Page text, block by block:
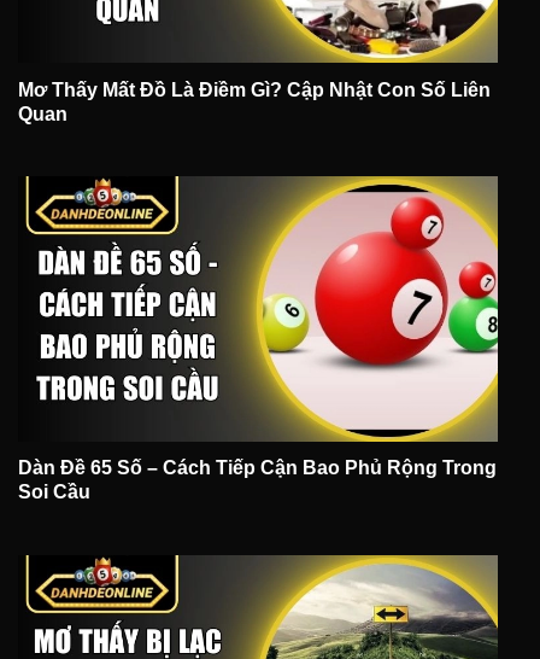
Mơ Thấy Mất Đồ Là Điềm Gì? Cập Nhật Con Số Liên
Quan
Dàn Đề 65 Số – Cách Tiếp Cận Bao Phủ Rộng Trong
Soi Cầu